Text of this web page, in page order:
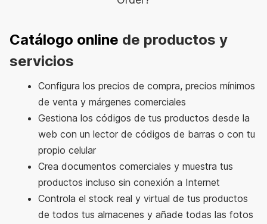
Catálogo online de productos y
servicios
Configura los precios de compra, precios mínimos
de venta y márgenes comerciales
Gestiona los códigos de tus productos desde la
web con un lector de códigos de barras o con tu
propio celular
Crea documentos comerciales y muestra tus
productos incluso sin conexión a Internet
Controla el stock real y virtual de tus productos
de todos tus almacenes y añade todas las fotos